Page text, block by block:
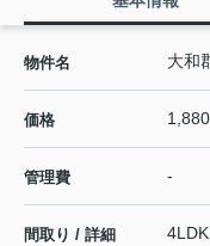
物件名 大和
価格
管理費 -
間取り / 詳細 4LDK